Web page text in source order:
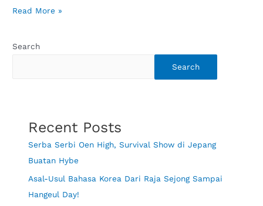
Read More »
Search
Search
Recent Posts
Serba Serbi Oen High, Survival Show di Jepang
Buatan Hybe
Asal-Usul Bahasa Korea Dari Raja Sejong Sampai
Hangeul Day!